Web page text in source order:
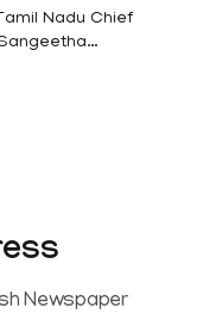
Nadu Chief
Sangeetha
Newspaper